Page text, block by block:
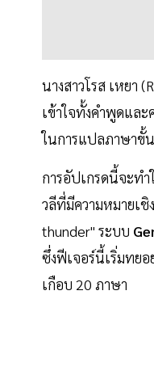
นางสาวโรส เหยา
เข้าใจทั้งคำพูดแล
ในการแปลภาษาขั้
การอัปเกรดนี้จะท
วลีที่มีความหมายเ
thunder" ระบบ
ซึ่งฟีเจอร์นี้เริ่มทย
เกือบ 20 ภาษา